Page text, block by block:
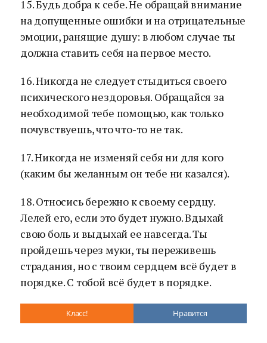
15. Будь добра к себе. Не обращай внимание
на допущенные ошибки и на отрицательные
эмоции, ранящие душу: в любом случае ты
должна ставить себя на первое место.
16. Никогда не следует стыдиться своего
психического нездоровья. Обращайся за
необходимой тебе помощью, как только
почувствуешь, что что-то не так.
17. Никогда не изменяй себя ни для кого
(каким бы желанным он тебе ни казался).
18. Относись бережно к своему сердцу.
Лелей его, если это будет нужно. Вдыхай
свою боль и выдыхай ее навсегда. Ты
пройдешь через муки, ты переживешь
страдания, но с твоим сердцем всё будет в
порядке. С тобой всё будет в порядке.
Класс! Нравится